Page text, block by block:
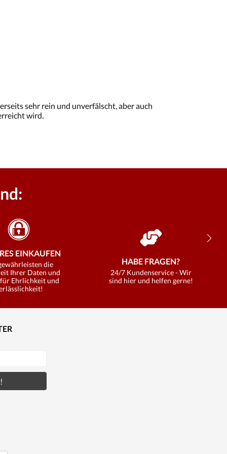
sehr rein und unverfälscht, aber auch
wird.
EINKAUFEN
die
Ihrer Daten und
Ehrlichkeit und
HABE FRAGEN?
24/7 Kundenservice - Wir
sind hier und helfen gerne!